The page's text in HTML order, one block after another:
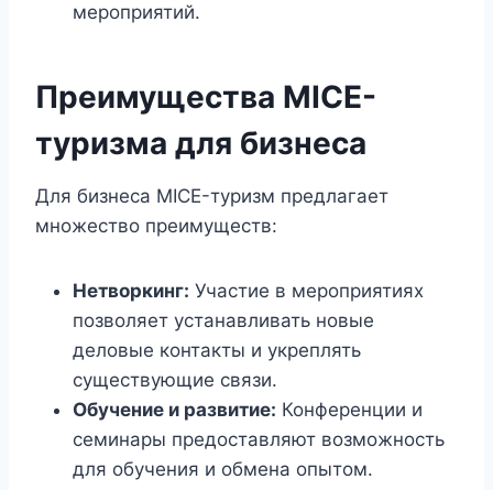
мероприятий.
Преимущества MICE-
туризма для бизнеса
Для бизнеса MICE-туризм предлагает
множество преимуществ:
Нетворкинг: Участие в мероприятиях
позволяет устанавливать новые
деловые контакты и укреплять
существующие связи.
Обучение и развитие: Конференции и
семинары предоставляют возможность
для обучения и обмена опытом.